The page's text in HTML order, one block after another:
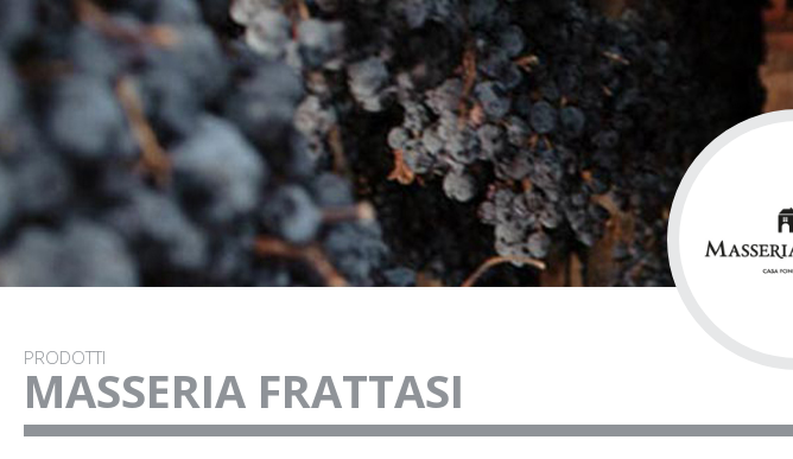
PRODOTTI
MASSERIA FRATTASI